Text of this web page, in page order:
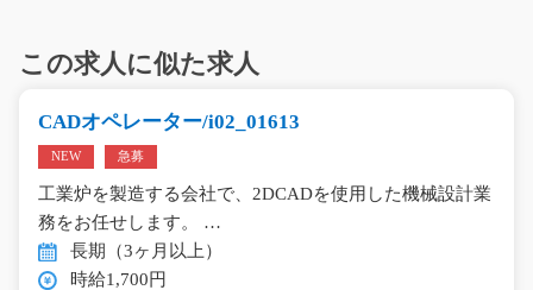
この求人に似た求人
CADオペレーター/i02_01613
NEW 急募
工業炉を製造する会社で、2DCADを使用した機械設計業
務をお任せします。 …
長期（3ヶ月以上）
時給1,700円